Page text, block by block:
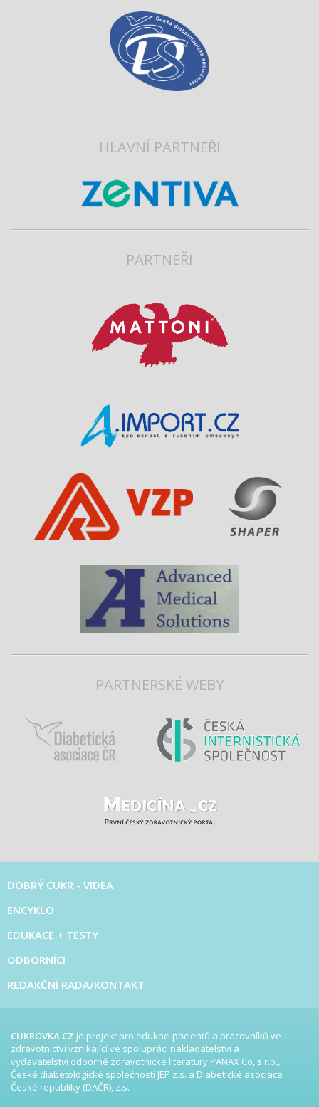
HLAVNÍ PARTNEŘI
PARTNEŘI
PARTNERSKÉ WEBY
DOBRÝ CUKR - VIDEA
ENCYKLO
EDUKACE + TESTY
ODBORNÍCI
REDAKČNÍ RADA/KONTAKT
CUKROVKA.CZ je projekt pro edukaci pacientů a pracovníků ve
zdravotnictví vznikající ve spolupráci nakladatelství a
vydavatelství odborné zdravotnické literatury PANAX Co, s.r.o.,
České diabetologické společnosti JEP z.s. a Diabetické asociace
České republiky (DAČR), z.s.